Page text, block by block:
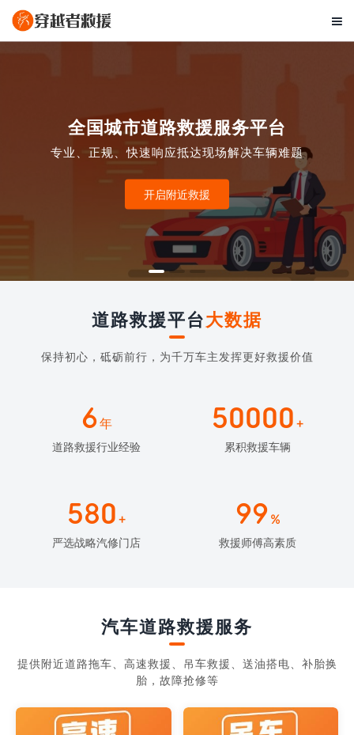

全国城市道路救援服务平台
专业、正规、快速响应抵达现场解决车辆难题
开启附近救援
道路救援平台大数据
保持初心，砥砺前行，为千万车主发挥更好救援价值
6年
道路救援行业经验
50000 +
累积救援车辆
580 +
严选战略汽修门店
99 %
救援师傅高素质
汽车道路救援服务
提供附近道路拖车、高速救援、吊车救援、送油搭电、补胎换
胎，故障抢修等